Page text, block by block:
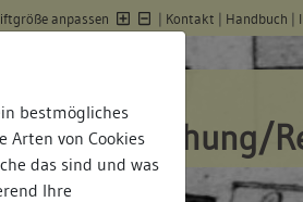
bestmögliches
Arten von Cookies
das sind und was
Ihre
anpassen | Kontakt | Handbuch |
Bauforschung/